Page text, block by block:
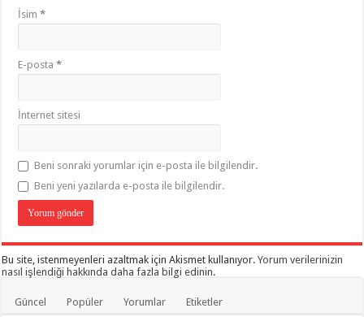
İsim*
E-posta*
İnternet sitesi
Beni sonraki yorumlar için e-posta ile bilgilendir.
Beni yeni yazılarda e-posta ile bilgilendir.
Bu site, istenmeyenleri azaltmak için Akismet kullanıyor.Yorum verilerinizin
nasıl işlendiği hakkında daha fazla bilgi edinin.
Güncel Popüler Yorumlar Etiketler